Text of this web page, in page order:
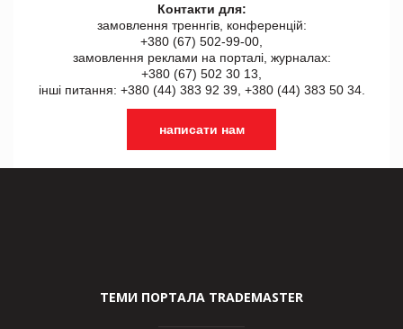
Контакти для:
замовлення треннгів, конференцій:
+380 (67) 502-99-00,
замовлення реклами на порталі, журналах:
+380 (67) 502 30 13,
інші питання: +380 (44) 383 92 39, +380 (44) 383 50 34.
написати нам
ТЕМИ ПОРТАЛА TRADEMASTER